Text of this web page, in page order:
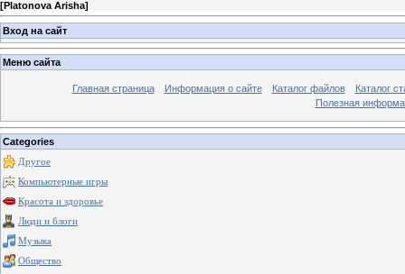
[Platonova Arisha]
Вход на сайт
Меню сайта
Главная страница Информация о сайте Каталог файлов
Каталог
Полезная
Categories
Другое
Компьютерные игры
Красота и здоровье
Люди и блоги
Музыка
Общество